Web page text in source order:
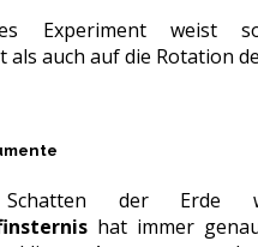
Experiment weist
als auch auf die Rotation
der Erde
hat immer